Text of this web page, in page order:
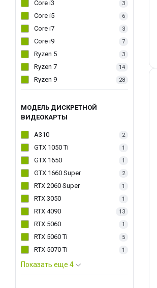
Core i3 3
Core i5 6
Core i7 3
Core i9 7
Ryzen 5 3
Ryzen 7 14
Ryzen 9 28
МОДЕЛЬ ДИСКРЕТНОЙ
ВИДЕОКАРТЫ
A310 2
GTX 1050 Ti 1
GTX 1650 1
GTX 1660 Super 2
RTX 2060 Super 1
RTX 3050 1
RTX 4090 13
RTX 5060 1
RTX 5060 Ti 5
RTX 5070 Ti 1
Показать еще 4